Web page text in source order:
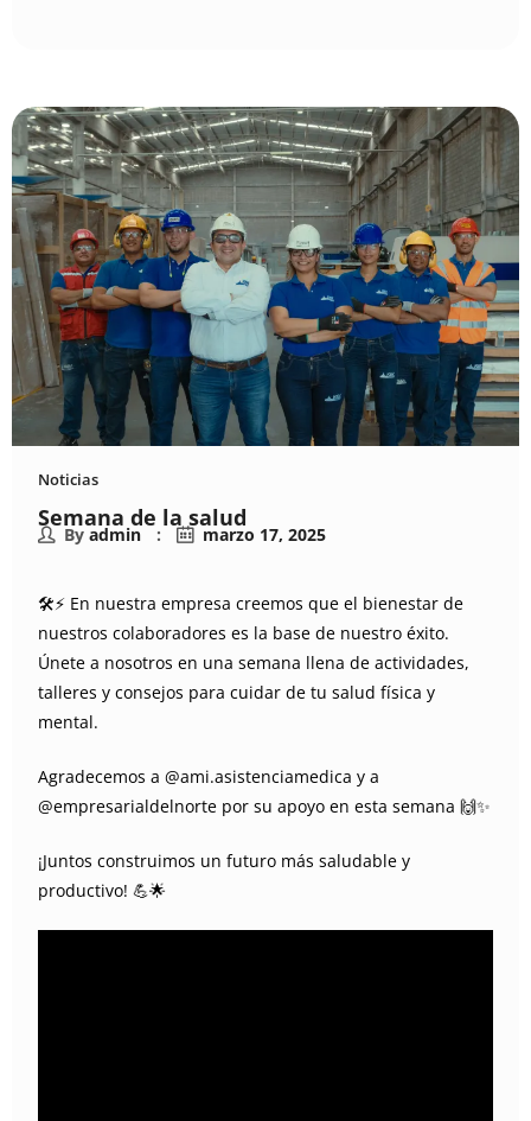
Noticias
Semana de la salud
By admin marzo 17, 2025
🛠️⚡ En nuestra empresa creemos que el bienestar de
nuestros colaboradores es la base de nuestro éxito.
Únete a nosotros en una semana llena de actividades,
talleres y consejos para cuidar de tu salud física y
mental.
Agradecemos a @ami.asistenciamedica y a
@empresarialdelnorte por su apoyo en esta semana 🙌✨
¡Juntos construimos un futuro más saludable y
productivo! 💪🌟